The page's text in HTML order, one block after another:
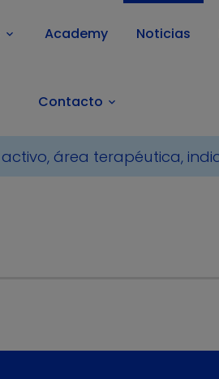
keyboard_arrow_down Academy Noticias
Contacto keyboard_arrow_down